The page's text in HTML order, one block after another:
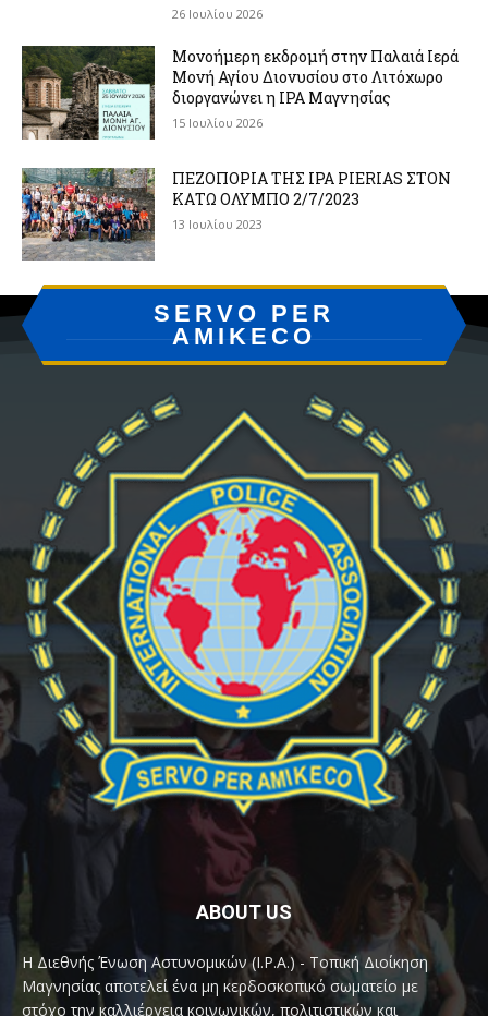
26 Ιουλίου 2026
Μονοήμερη εκδρομή στην Παλαιά Ιερά
Μονή Αγίου Διονυσίου στο Λιτόχωρο
διοργανώνει η IPA Μαγνησίας
15 Ιουλίου 2026
ΠΕΖΟΠΟΡΙΑ ΤΗΣ IPA PIERIAS ΣΤΟΝ
ΚΑΤΩ ΟΛΥΜΠΟ 2/7/2023
13 Ιουλίου 2023
SERVO PER
AMIKECO
ABOUT US
Η Διεθνής Ένωση Αστυνομικών (I.P.A.) - Τοπική Διοίκηση
Μαγνησίας αποτελεί ένα μη κερδοσκοπικό σωματείο με
στόχο την καλλιέργεια κοινωνικών, πολιτιστικών και